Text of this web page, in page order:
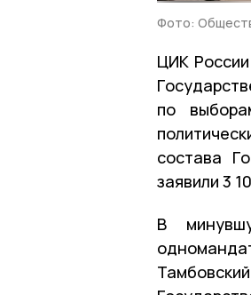
Фото:
ЦИК
по
состава
заявили 3
В